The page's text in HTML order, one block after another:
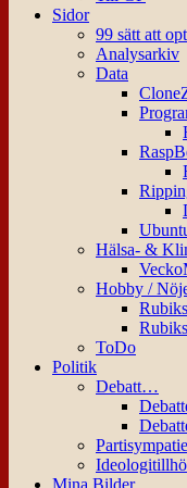
Sidor
99 sätt att
Analysarkiv
Data
Hälsa- &
Hobby /
ToDo
Politik
Debatt…